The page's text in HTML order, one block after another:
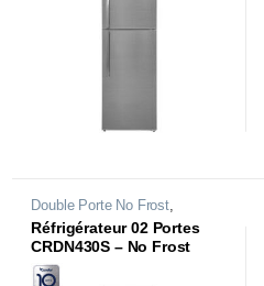
Double Porte No Frost,
Réfrigérateurs
Réfrigérateur 02 Portes
CRDN430S – No Frost